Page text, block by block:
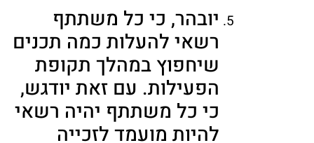
יובהר, כי כל משתתף
רשאי להעלות כמה תכנים
שיחפוץ במהלך תקופת
הפעילות. עם זאת יודגש,
כי כל משתתף יהיה רשאי
להיות מועמד לזכייה